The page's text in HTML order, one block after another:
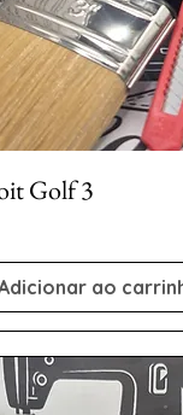
Golf 3
ao